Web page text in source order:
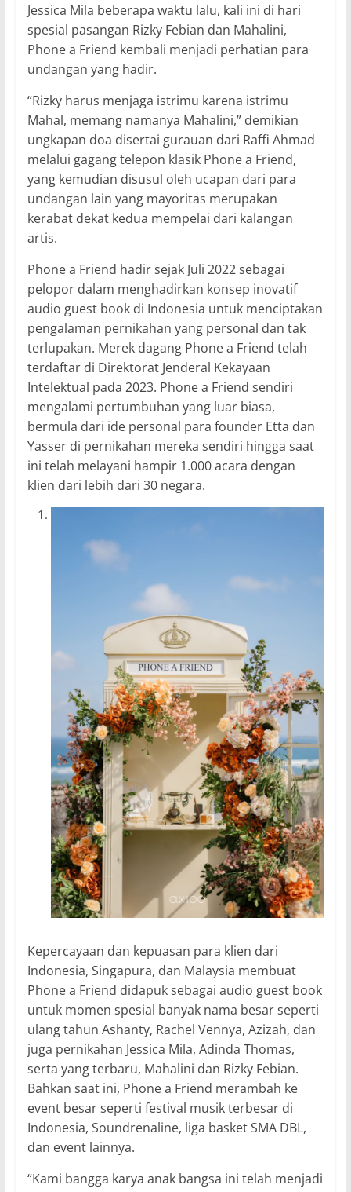
Jessica Mila beberapa waktu lalu, kali ini di hari
spesial pasangan Rizky Febian dan Mahalini,
Phone a Friend kembali menjadi perhatian para
undangan yang hadir.
“Rizky harus menjaga istrimu karena istrimu
Mahal, memang namanya Mahalini,” demikian
ungkapan doa disertai gurauan dari Raffi Ahmad
melalui gagang telepon klasik Phone a Friend,
yang kemudian disusul oleh ucapan dari para
undangan lain yang mayoritas merupakan
kerabat dekat kedua mempelai dari kalangan
artis.
Phone a Friend hadir sejak Juli 2022 sebagai
pelopor dalam menghadirkan konsep inovatif
audio guest book di Indonesia untuk menciptakan
pengalaman pernikahan yang personal dan tak
terlupakan. Merek dagang Phone a Friend telah
terdaftar di Direktorat Jenderal Kekayaan
Intelektual pada 2023. Phone a Friend sendiri
mengalami pertumbuhan yang luar biasa,
bermula dari ide personal para founder Etta dan
Yasser di pernikahan mereka sendiri hingga saat
ini telah melayani hampir 1.000 acara dengan
klien dari lebih dari 30 negara.
Kepercayaan dan kepuasan para klien dari
Indonesia, Singapura, dan Malaysia membuat
Phone a Friend didapuk sebagai audio guest book
untuk momen spesial banyak nama besar seperti
ulang tahun Ashanty, Rachel Vennya, Azizah, dan
juga pernikahan Jessica Mila, Adinda Thomas,
serta yang terbaru, Mahalini dan Rizky Febian.
Bahkan saat ini, Phone a Friend merambah ke
event besar seperti festival musik terbesar di
Indonesia, Soundrenaline, liga basket SMA DBL,
dan event lainnya.
“Kami bangga karya anak bangsa ini telah menjadi